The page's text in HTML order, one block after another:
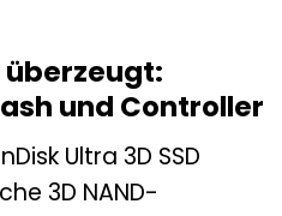
und Controller
Ultra 3D SSD
3D NAND-